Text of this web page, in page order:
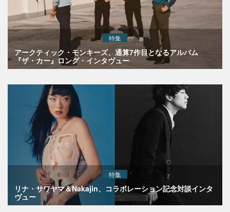
特集
アークティック・モンキーズ、通算7作目となるアルバム
『ザ・カー』ロング・インタヴュー
特集
リナ・サワヤマ＆Nakajin、コラボレーション記念対談インタ
ヴュー